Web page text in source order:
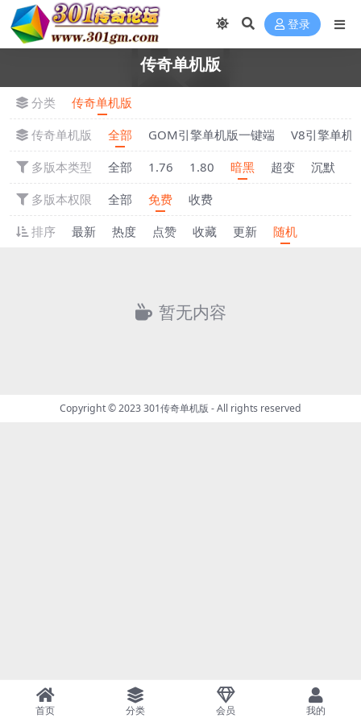
登录
传奇单机版
分类
传奇单机版
传奇单机版
全部 GOM引擎单机版一键端
V8引擎单机
多版本类型
全部 1.76 1.80 暗黑 超变 沉默
多版本权限
全部 免费
收费
排序
最新 热度 点赞 收藏 更新 随机
暂无内容
Copyright © 2023301传奇单机版 - All rights reserved
首页 分类 会员 我的